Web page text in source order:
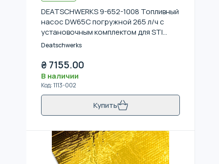
DEATSCHWERKS 9-652-1008 Топливный
насос DW65C погружной 265 л/ч с
установочным комплектом для STI
2008 + / GT-R R35
Deatschwerks
₴ 7155.00
В наличии
Код:1113-002
Купить